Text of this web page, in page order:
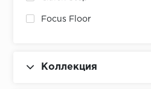
Focus Floor
Коллекция